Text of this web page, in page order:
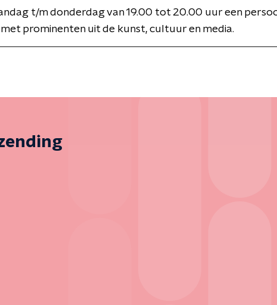
t/m donderdag van 19.00 tot 20.00 uur een
prominenten uit de kunst, cultuur en media.